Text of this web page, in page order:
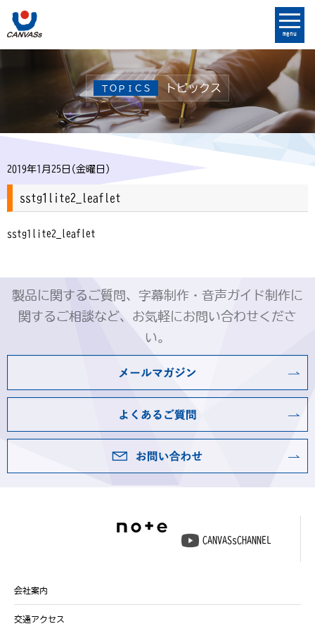
menu
ＴＯＰＩＣＳ トピックス
2019年1月25日(金曜日)
sstg1lite2_leaflet
sstg1lite2_leaflet
製品に関するご質問、字幕制作・音声ガイド制作に
関するご相談など、お気軽にお問い合わせくださ
い。
CANVASsCHANNEL
会社案内
交通アクセス